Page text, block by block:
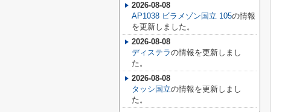
2026-08-08
AP1038 ビラメゾン国立 105の情報
を更新しました。
2026-08-08
ディステラの情報を更新しまし
た。
2026-08-08
タッシ国立の情報を更新しまし
た。